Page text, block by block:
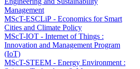
Management
MScT-ESCLiP - Economics for Smart
Cities and Climate Policy
MScT-IOT - Internet of Things :
Innovation and Management Program
(IoT)
MScT-STEEM - Energy Environment :